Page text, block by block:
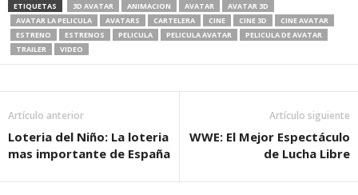
ETIQUETAS 3D AVATAR ANIMACION AVATAR
AVATAR 3D
AVATAR LA PELICULA
AVATARS CARTELERA CINE CINE 3D
CINE AVATAR
ESTRENO
ESTRENOS PELICULA PELICULA AVATAR
PELICULA DE AVATAR
TRAILER
VIDEO
Artículo anterior
Loteria del Niño: La loteria
mas importante de España
Artículo siguiente
WWE: El Mejor Espectáculo
de Lucha Libre